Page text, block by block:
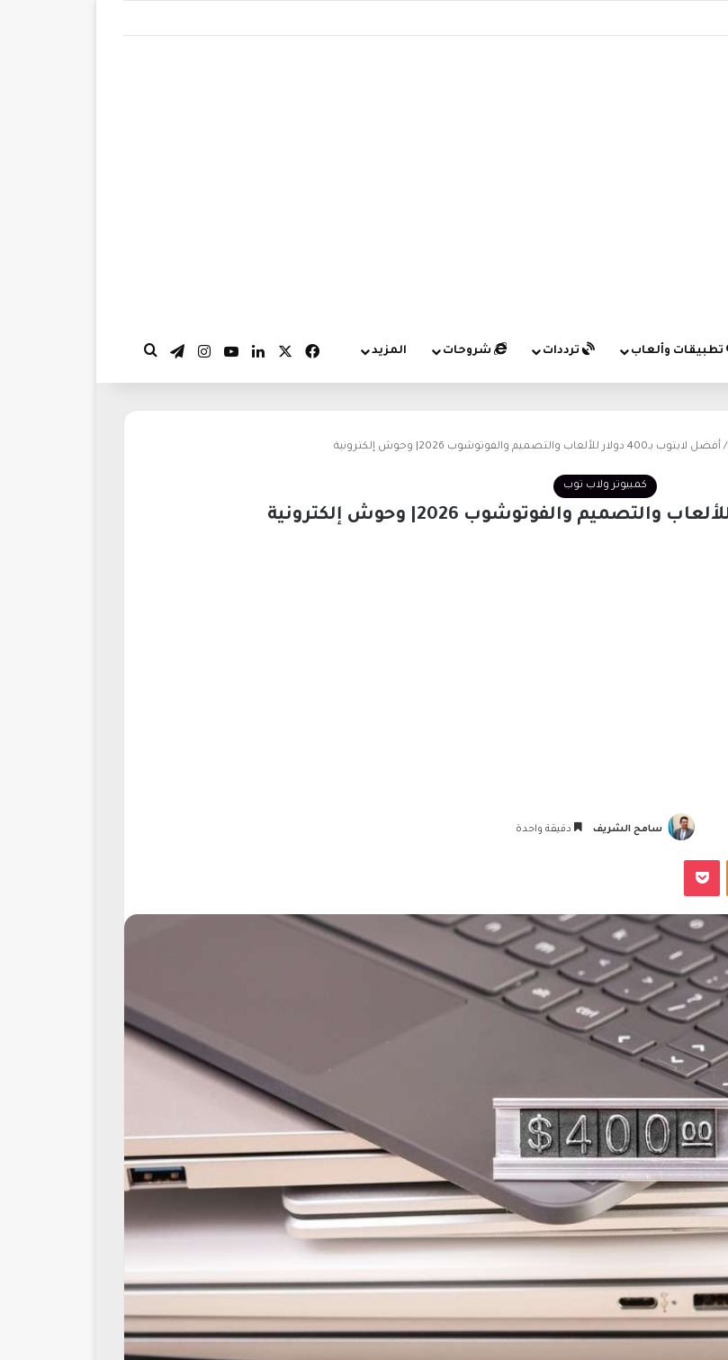
تطبيقات وألعاب ترددات شروحات المزيد فيسبوك لينكدإن‫YouTubeانستقرام
تيلقرام
/ أفضل لابتوب بـ400 دولار للألعاب والتصميم والفوتوشوب 2026| وحوش إلكترونية
كمبيوتر ولاب توب
سامح الشريف دقيقة واحدة